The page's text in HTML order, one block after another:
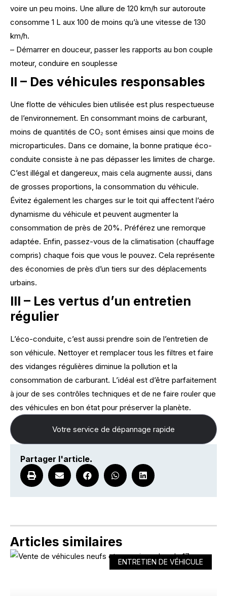
voire un peu moins. Une allure de 120 km/h sur autoroute
consomme 1 L aux 100 de moins qu’à une vitesse de 130
km/h.
– Démarrer en douceur, passer les rapports au bon couple
moteur, conduire en souplesse
II – Des véhicules responsables
Une flotte de véhicules bien utilisée est plus respectueuse
de l’environnement. En consommant moins de carburant,
moins de quantités de CO₂ sont émises ainsi que moins de
microparticules. Dans ce domaine, la bonne pratique éco-
conduite consiste à ne pas dépasser les limites de charge.
C’est illégal et dangereux, mais cela augmente aussi, dans
de grosses proportions, la consommation du véhicule.
Évitez également les charges sur le toit qui affectent l’aéro
dynamisme du véhicule et peuvent augmenter la
consommation de près de 20%. Préférez une remorque
adaptée. Enfin, passez-vous de la climatisation (chauffage
compris) chaque fois que vous le pouvez. Cela représente
des économies de près d’un tiers sur des déplacements
urbains.
III – Les vertus d’un entretien
régulier
L’éco-conduite, c’est aussi prendre soin de l’entretien de
son véhicule. Nettoyer et remplacer tous les filtres et faire
des vidanges régulières diminue la pollution et la
consommation de carburant. L’idéal est d’être parfaitement
à jour de ses contrôles techniques et de ne faire rouler que
des véhicules en bon état pour préserver la planète.
Votre service de dépannage rapide
Partager l'article.
Articles similaires
ENTRETIEN DE VÉHICULE